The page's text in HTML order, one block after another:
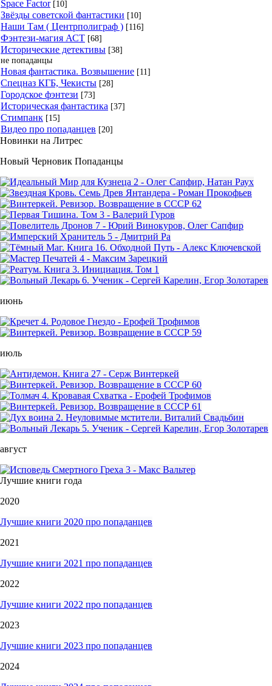
Space Factor [10]
Звёзды советской фантастики [10]
Наши Там ( Центрполиграф ) [116]
Фэнтези-магия АСТ [68]
Исторические детективы [38]
не попаданцы
Новая фантастика. Возвышение [11]
Спецназ КГБ, Чекисты [28]
Городское фэнтези [73]
Историческая фантастика [37]
Стимпанк [15]
Видео про попаданцев [20]
Новинки на Литрес
Новый Черновик Попаданцы
июнь
июль
август
Лучшие книги года
2020
Лучшие книги 2020 про попаданцев
2021
Лучшие книги 2021 про попаданцев
2022
Лучшие книги 2022 про попаданцев
2023
Лучшие книги 2023 про попаданцев
2024